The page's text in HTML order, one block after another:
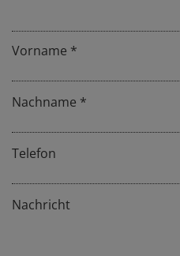
Vorname
Nachname
Telefon
Nachricht